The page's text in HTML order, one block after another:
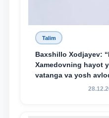
Talim
Baxshillo Xodjayev:
Xamedovning hayot
vatanga va yosh
sodiqlikning oliy